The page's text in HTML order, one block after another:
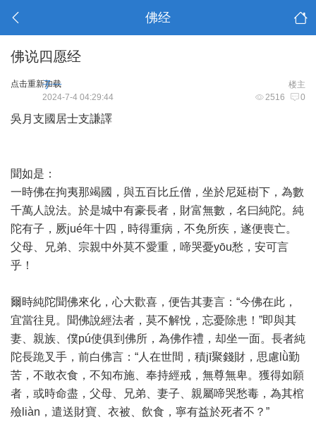
佛经
佛说四愿经
点击重新加载 楼主
子一
2516 0
2024-7-4 04:29:44
吳月支國居士支謙譯
聞如是：
一時佛在拘夷那竭國，與五百比丘僧，坐於尼延樹下，為數
千萬人說法。於是城中有豪長者，財富無數，名曰純陀。純
陀有子，厥jué年十四，時得重病，不免所疾，遂便喪亡。
父母、兄弟、宗親中外莫不愛重，啼哭憂yōu愁，安可言
乎！
爾時純陀聞佛來化，心大歡喜，便告其妻言：“今佛在此，
宜當往見。聞佛說經法者，莫不解悅，忘憂除患！”即與其
妻、親族、僕pú使俱到佛所，為佛作禮，却坐一面。長者純
陀長跪叉手，前白佛言：“人在世間，積jī聚錢財，思慮lǜ勤
苦，不敢衣食，不知布施、奉持經戒，無尊無卑。獲得如願
者，或時命盡，父母、兄弟、妻子、親屬啼哭愁毒，為其棺
殮liàn，遣送財寶、衣被、飲食，寧有益於死者不？”